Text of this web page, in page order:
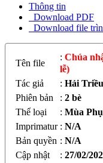
Thông tin
Download PDF
Download file
Tên file
: Chúa
lễ)
Tác giả
: Hải Triều
Phiên bản
: 2 bè
Thể loại
: Mùa
Imprimatur : N/A
Bản quyền : N/A
Cập nhật
: 27/02/